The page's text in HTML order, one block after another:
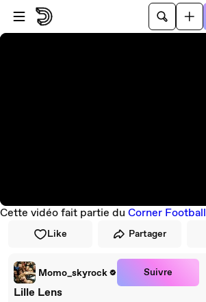
Passer au player
Passer au contenu principal
Cette vidéo fait partie du Corner Football
Like Partager
Momo_skyrock Suivre
Lille Lens